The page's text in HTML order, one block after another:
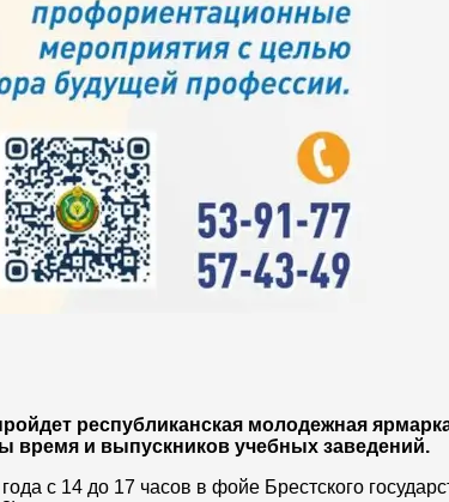
республиканская молодежная
время и выпускников учебных заведений.
с 14 до 17 часов в фойе Брестского